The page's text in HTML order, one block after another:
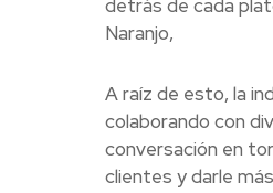
detrás de cada
Naranjo,
A raíz de esto, la
colaborando con
conversación en
clientes y darle